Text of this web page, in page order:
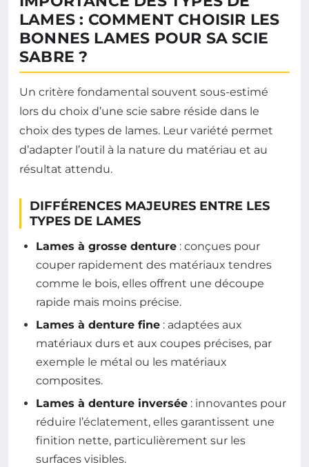
LAMES : COMMENT CHOISIR LES
BONNES LAMES POUR SA SCIE
SABRE ?
Un critère fondamental souvent sous-estimé
lors du choix d’une scie sabre réside dans le
choix des types de lames. Leur variété permet
d’adapter l’outil à la nature du matériau et au
résultat attendu.
DIFFÉRENCES MAJEURES ENTRE LES
TYPES DE LAMES
Lames à grosse denture : conçues pour
couper rapidement des matériaux tendres
comme le bois, elles offrent une découpe
rapide mais moins précise.
Lames à denture fine : adaptées aux
matériaux durs et aux coupes précises, par
exemple le métal ou les matériaux
composites.
Lames à denture inversée : innovantes pour
réduire l’éclatement, elles garantissent une
finition nette, particulièrement sur les
surfaces visibles.